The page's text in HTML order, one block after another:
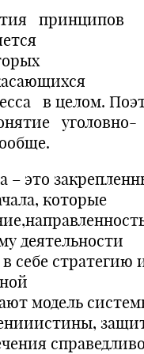
принципов
в целом.
уголовно-
это
которые
деятельности
себе стратегию
модель